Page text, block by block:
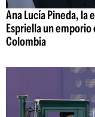
Ana Lucía Pineda, la
Espriella un
Colombia